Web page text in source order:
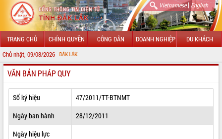
Vietnamese| English
TRANG CHỦ CHÍNH QUYỀN CÔNG DÂN DOANH NGHIỆP DU KHÁCH
Chủ nhật, 09/08/2026
GIỚI THIỆU
LÃNH ĐẠO UBND TỈNH
TIN TỨC SỰ KIỆN
SỞ, BAN, NGÀNH
VĂN BẢN PHÁP QUY
Số ký hiệu
47/2011/TT-BTNMT
Ngày ban hành
28/12/2011
Ngày hiệu lực